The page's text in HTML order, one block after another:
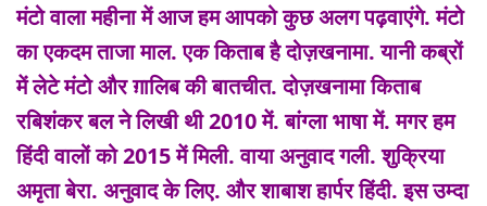
मंटो वाला महीना में आज हम आपको कुछ अलग पढ़वाएंगे. मंटो
का एकदम ताजा माल. एक किताब है दोज़खनामा. यानी कब्रों
में लेटे मंटो और ग़ालिब की बातचीत. दोज़खनामा किताब
रबिशंकर बल ने लिखी थी 2010 में. बांग्ला भाषा में. मगर हम
हिंदी वालों को 2015 में मिली. वाया अनुवाद गली. शुक्रिया
अमृता बेरा. अनुवाद के लिए. और शाबाश हार्पर हिंदी. इस उम्दा